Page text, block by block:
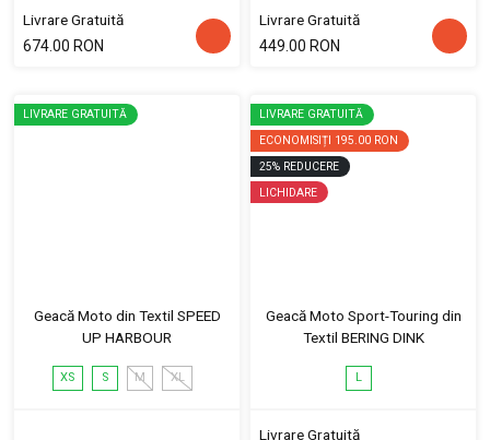
Livrare Gratuită
674.00 RON
Livrare Gratuită
449.00 RON
LIVRARE GRATUITĂ
Geacă Moto din Textil SPEED
UP HARBOUR
XS S M XL
LIVRARE GRATUITĂ
ECONOMISIȚI 195.00 RON
25% REDUCERE
LICHIDARE
Geacă Moto Sport-Touring din
Textil BERING DINK
L
Livrare Gratuită